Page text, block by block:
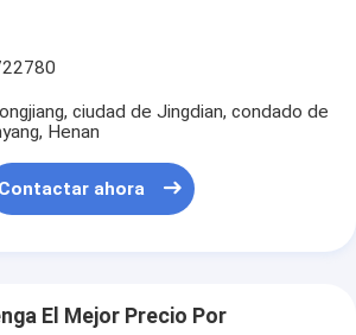
ciudad de Jingdian, condado de
Henan
Contactar ahora
El Mejor Precio Por